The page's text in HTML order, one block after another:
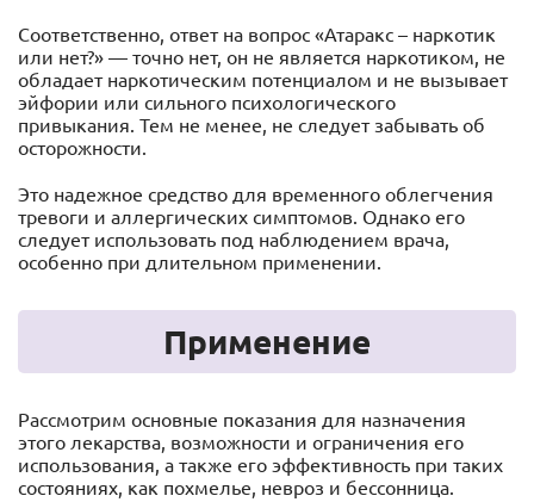
Соответственно, ответ на вопрос «Атаракс – наркотик
или нет?» — точно нет, он не является наркотиком, не
обладает наркотическим потенциалом и не вызывает
эйфории или сильного психологического
привыкания. Тем не менее, не следует забывать об
осторожности.
Это надежное средство для временного облегчения
тревоги и аллергических симптомов. Однако его
следует использовать под наблюдением врача,
особенно при длительном применении.
Применение
Рассмотрим основные показания для назначения
этого лекарства, возможности и ограничения его
использования, а также его эффективность при таких
состояниях, как похмелье, невроз и бессонница.